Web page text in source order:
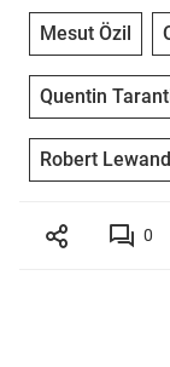
Mesut Özil
Quentin
Robert
0